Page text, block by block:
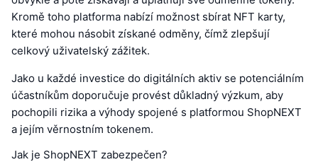
Kromě toho platforma nabízí možnost sbírat NFT karty,
které mohou násobit získané odměny, čímž zlepšují
celkový uživatelský zážitek.
Jako u každé investice do digitálních aktiv se potenciálním
účastníkům doporučuje provést důkladný výzkum, aby
pochopili rizika a výhody spojené s platformou ShopNEXT
a jejím věrnostním tokenem.
Jak je ShopNEXT zabezpečen?